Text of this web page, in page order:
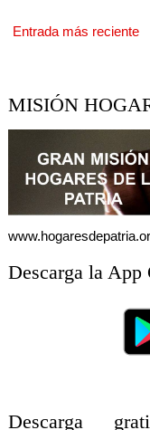
Entrada más reciente
MISIÓN
Descarga la App
Descarga